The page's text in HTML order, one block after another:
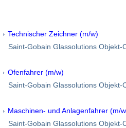
Technischer Zeichner (m/w)
Saint-Gobain Glassolutions Objekt-
Ofenfahrer (m/w)
Saint-Gobain Glassolutions Objekt-
Maschinen- und Anlagenfahrer (m/
Saint-Gobain Glassolutions Objekt-